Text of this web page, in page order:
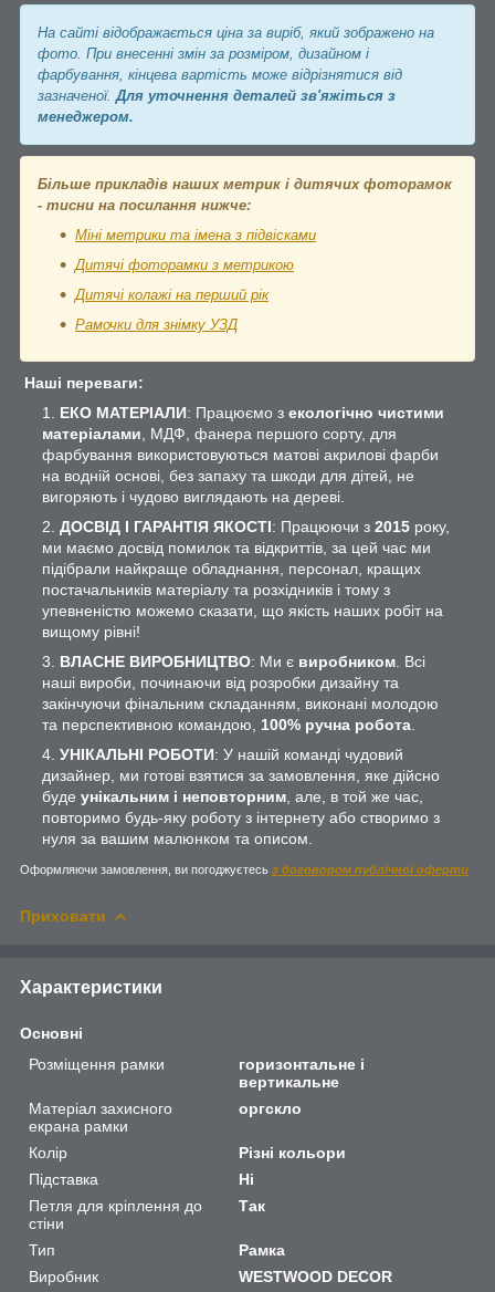
На сайті відображається ціна за виріб, який зображено на
фото. При внесенні змін за розміром, дизайном і
фарбування, кінцева вартість може відрізнятися від
зазначеної. Для уточнення деталей зв'яжіться з
менеджером.
Більше прикладів наших метрик і дитячих фоторамок
- тисни на посилання нижче:
Міні метрики та імена з підвісками
Дитячі фоторамки з метрикою
Дитячі колажі на перший рік
Рамочки для знімку УЗД
Наші переваги:
ЕКО МАТЕРІАЛИ: Працюємо з екологічно чистими
матеріалами , МДФ, фанера першого сорту, для
фарбування використовуються матові акрилові фарби
на водній основі, без запаху та шкоди для дітей, не
вигоряють і чудово виглядають на дереві.
ДОСВІД І ГАРАНТІЯ ЯКОСТІ: Працюючи з 2015 року,
ми маємо досвід помилок та відкриттів, за цей час ми
підібрали найкраще обладнання, персонал, кращих
постачальників матеріалу та розхідників і тому з
упевненістю можемо сказати, що якість наших робіт на
вищому рівні!
ВЛАСНЕ ВИРОБНИЦТВО: Ми є виробником . Всі
наші вироби, починаючи від розробки дизайну та
закінчуючи фінальним складанням, виконані молодою
та перспективною командою, 100% ручна робота
УНІКАЛЬНІ РОБОТИ: У нашій команді чудовий
дизайнер, ми готові взятися за замовлення, яке дійсно
буде унікальним і неповторним , але, в той же час,
повторимо будь-яку роботу з інтернету або створимо з
нуля за вашим малюнком та описом.
Оформляючи замовлення, ви погоджуєтесь з договором публічної оферти
Приховати
Характеристики
Основні
Розміщення рамки
горизонтальне і
вертикальне
Матеріал захисного
екрана рамки
оргскло
Колір
Різні кольори
Підставка
Ні
Петля для кріплення до
стіни
Так
Тип
Рамка
Виробник
WESTWOOD DECOR